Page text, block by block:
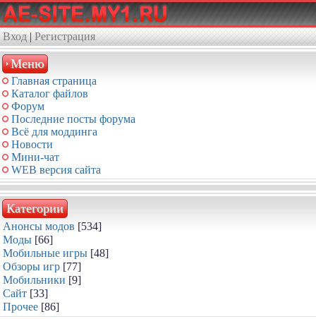
Вход | Регистрация
Меню
Главная страница
Каталог файлов
Форум
Последние посты форума
Всё для моддинга
Новости
Мини-чат
WEB версия сайта
Категории
Анонсы модов [534]
Моды [66]
Мобильные игры [48]
Обзоры игр [77]
Мобильники [9]
Сайт [33]
Прочее [86]